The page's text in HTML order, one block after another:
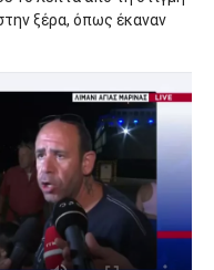
ξέρα, όπως έκαναν